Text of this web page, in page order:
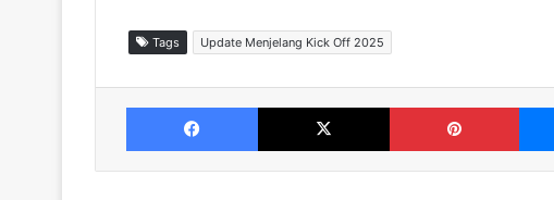
Tags Update Menjelang Kick Off 2025
Facebook X Pinterest